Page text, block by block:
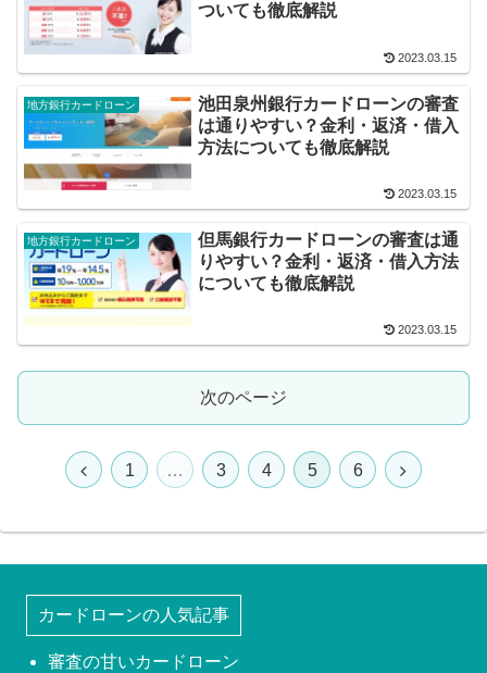
ついても徹底解説
2023.03.15
地方銀行カードローン
池田泉州銀行カードローンの審査
は通りやすい？金利・返済・借入
方法についても徹底解説
2023.03.15
地方銀行カードローン
但馬銀行カードローンの審査は通
りやすい？金利・返済・借入方法
についても徹底解説
2023.03.15
次のページ
1 … 3 4 5 6
カードローンの人気記事
審査の甘いカードローン